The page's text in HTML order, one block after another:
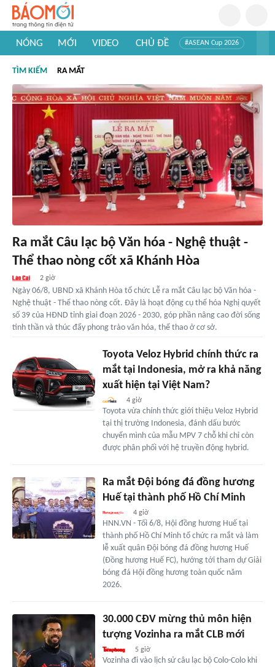
NÓNG MỚI VIDEO CHỦ ĐỀ #ASEAN Cup 2026
#Khám phá thế giới
TÌM KIẾM RA MẮT
Ra mắt Câu lạc bộ Văn hóa - Nghệ thuật -
Thể thao nòng cốt xã Khánh Hòa
2 giờ
Ngày 06/8, UBND xã Khánh Hòa tổ chức Lễ ra mắt Câu lạc bộ Văn hóa -
Nghệ thuật - Thể thao nòng cốt. Đây là hoạt động cụ thể hóa Nghị quyết
số 39 của HĐND tỉnh giai đoạn 2026 - 2030, góp phần nâng cao đời sống
tinh thần và thúc đẩy phong trào văn hóa, thể thao ở cơ sở.
Toyota Veloz Hybrid chính thức ra
mắt tại Indonesia, mở ra khả năng
xuất hiện tại Việt Nam?
4 giờ
Toyota vừa chính thức giới thiệu Veloz Hybrid
tại thị trường Indonesia, đánh dấu bước
chuyển mình của mẫu MPV 7 chỗ khi chỉ còn
được phân phối với hệ truyền động hybrid.
Ra mắt Đội bóng đá đồng hương
Huế tại thành phố Hồ Chí Minh
4 giờ
HNN.VN - Tối 6/8, Hội đồng hương Huế tại
thành phố Hồ Chí Minh tổ chức ra mắt và làm
lễ xuất quân Đội bóng đá đồng hương Huế
(Đồng hương Huế FC), hướng tới tham dự Giải
bóng đá Hội đồng hương toàn quốc năm
2026.
30.000 CĐV mừng thủ môn hiện
tượng Vozinha ra mắt CLB mới
5 giờ
Vozinha đi vào lịch sử câu lạc bộ Colo-Colo khi